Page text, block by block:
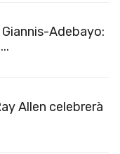
Adebayo:
Allen celebrerà